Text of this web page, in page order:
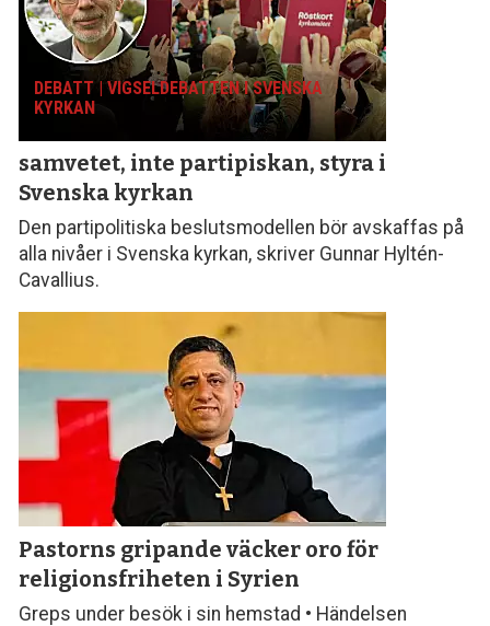
DEBATT | VIGSELDEBATTEN I SVENSKA
KYRKAN
samvetet, inte parti­piskan, styra i
Svenska kyrkan
Den partipolitiska beslutsmodellen bör avskaffas på
alla nivåer i Svenska kyrkan, skriver Gunnar Hyltén-
Cavallius.
Pastorns gripande väcker oro för
religionsfriheten i Syrien
Greps under besök i sin hemstad • Händelsen